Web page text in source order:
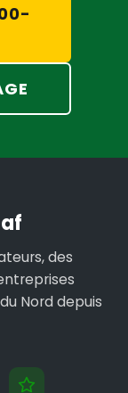
des
Nord depuis